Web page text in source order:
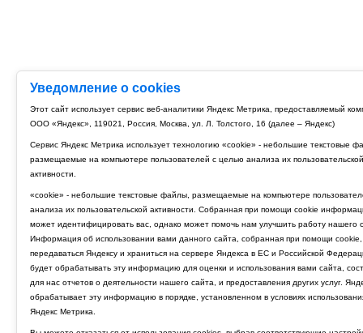
Уведомление о cookies
Этот сайт использует сервис веб-аналитики Яндекс Метрика, предоставляемый
ООО «Яндекс», 119021, Россия, Москва, ул. Л. Толстого, 16 (далее – Яндекс)
Сервис Яндекс Метрика использует технологию «cookie» - небольшие текстовые
размещаемые на компьютере пользователей с целью анализа их пользовательской
активности.
«cookie» - небольшие текстовые файлы, размещаемые на компьютере
анализа их пользовательской активности. Собранная при помощи cookie
может идентифицировать вас, однако может помочь нам улучшить работу нашего
Информация об использовании вами данного сайта, собранная при помощи cookie,
передаваться Яндексу и храниться на сервере Яндекса в ЕС и Российской
будет обрабатывать эту информацию для оценки и использования вами сайта,
для нас отчетов о деятельности нашего сайта, и предоставления других услуг.
обрабатывает эту информацию в порядке, установленном в условиях
Яндекс Метрика.